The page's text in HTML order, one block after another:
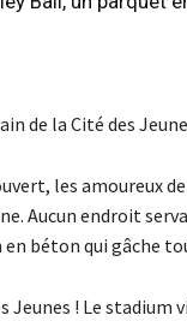
de la Cité des
les amoureux
Aucun endroit
béton qui gâche
Jeunes ! Le